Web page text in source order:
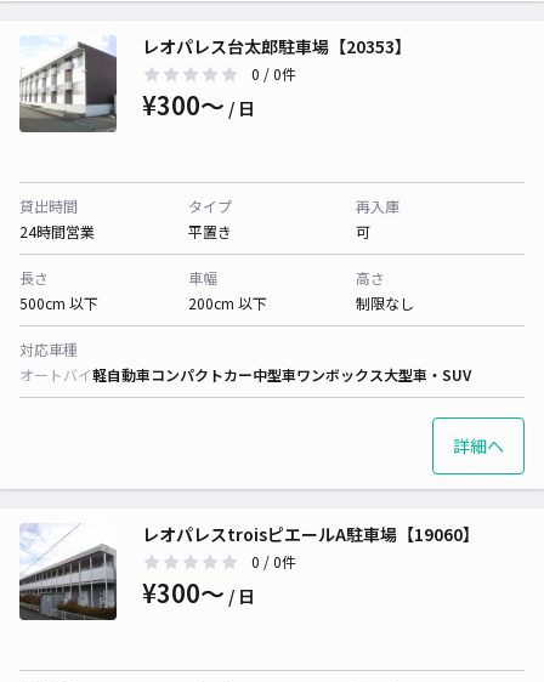
レオパレス台太郎駐車場【20353】
0 / 0件
¥300〜 / 日
貸出時間
24時間営業
タイプ
平置き
再入庫
可
長さ
500cm 以下
車幅
200cm 以下
高さ
制限なし
対応車種
オートバイ軽自動車コンパクトカー中型車ワンボックス大型車・SUV
詳細へ
レオパレスtroisピエールA駐車場【19060】
0 / 0件
¥300〜 / 日